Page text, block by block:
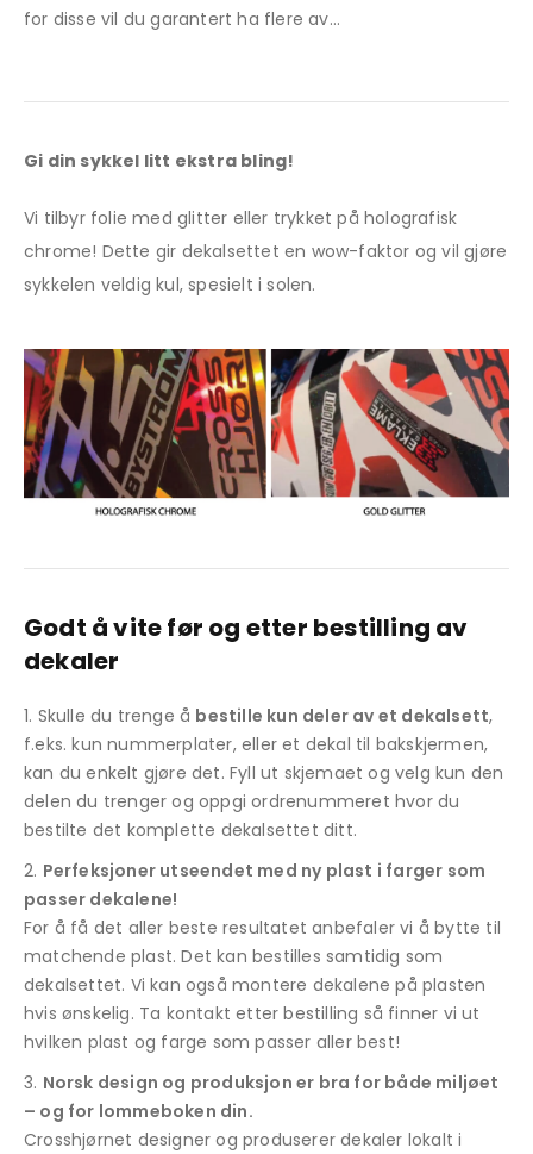
for disse vil du garantert ha flere av…
Gi din sykkel litt ekstra bling!
Vi tilbyr folie med glitter eller trykket på holografisk
chrome! Dette gir dekalsettet en wow-faktor og vil gjøre
sykkelen veldig kul, spesielt i solen.
Godt å vite før og etter bestilling av
dekaler
Skulle du trenge å bestille kun deler av et dekalsett,
f.eks. kun nummerplater, eller et dekal til bakskjermen,
kan du enkelt gjøre det. Fyll ut skjemaet og velg kun den
delen du trenger og oppgi ordrenummeret hvor du
bestilte det komplette dekalsettet ditt.
Perfeksjoner utseendet med ny plast i farger som
passer dekalene!
For å få det aller beste resultatet anbefaler vi å bytte til
matchende plast. Det kan bestilles samtidig som
dekalsettet. Vi kan også montere dekalene på plasten
hvis ønskelig. Ta kontakt etter bestilling så finner vi ut
hvilken plast og farge som passer aller best!
Norsk design og produksjon er bra for både miljøet
– og for lommeboken din.
Crosshjørnet designer og produserer dekaler lokalt i